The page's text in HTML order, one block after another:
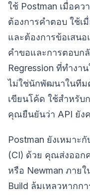
ใช้ Postman เมื่อค
ต้องการคำตอบ ใช้
และต้องการข้อเสนอ
คำขอและการตอบก
Regression ที่ทำงา
ไม่ใช่นักพัฒนาในทีม
เขียนโค้ด ใช้สำหรับ
คุณยืนยันว่า API ยัง
Postman ยังเหมาะ
(CI) ด้วย คุณส่งออก
หรือ Newman ภาย
Build ล้มเหลวหาก